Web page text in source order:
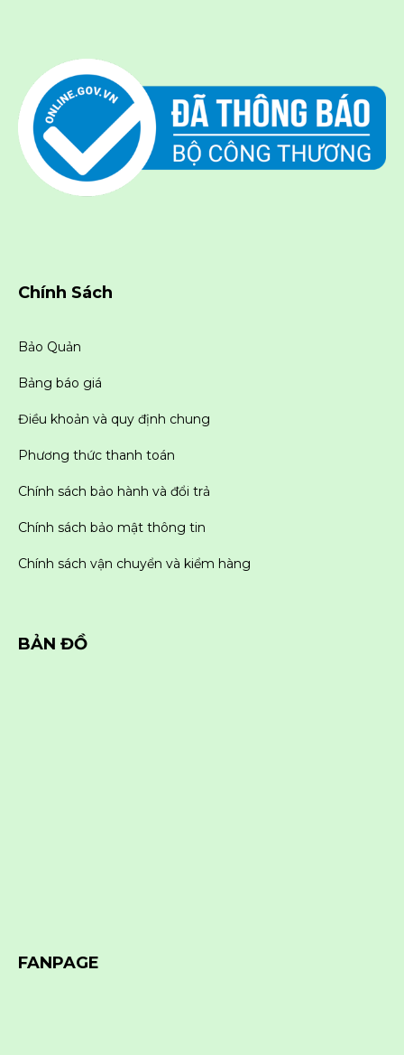
Chính Sách
Bảo Quản
Bảng báo giá
Điều khoản và quy định chung
Phương thức thanh toán
Chính sách bảo hành và đổi trả
Chính sách bảo mật thông tin
Chính sách vận chuyển và kiểm hàng
BẢN ĐỒ
FANPAGE